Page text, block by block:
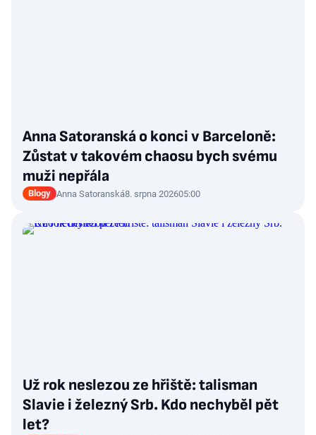
Anna Satoranská o konci v Barceloně:
Zůstat v takovém chaosu bych svému
muži nepřála
Blogy Anna Satoranská8. srpna 202605:00
Už rok neslezou ze hřiště: talisman
Slavie i železný Srb. Kdo nechyběl pět
let?